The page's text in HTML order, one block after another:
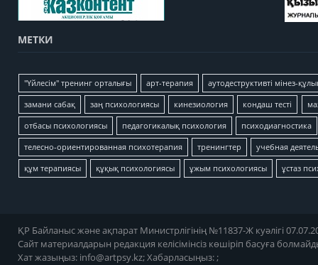
МЕТКИ
"Үйлесім" тренинг орталығы арт-терапия аутодеструктивті мінез-
замани сабақ заң психологиясы кинезиология кондаш тесті
отбасы психологиясы педагогикалық психология психодиагностика
телесно-ориентированная психотерапия тренингтер учебная
құм терапиясы құқық психологиясы ұжым психологиясы ұстаз
ҚР Байланыс және ақпарат Министрлігінің №11837-Ж куәлігі
Сайт материалдарын редакция келісімінсіз көшіріп басуға
Хат жазыңыз: info@artpsy.kz; Хабарласыңыз: ;